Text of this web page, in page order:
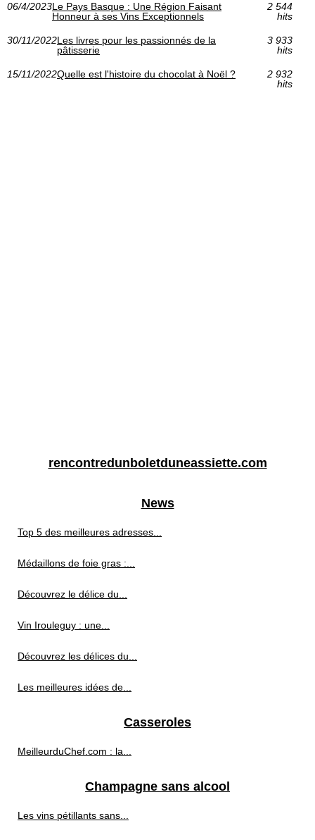
06/4/2023Le Pays Basque : Une Région Faisant
Honneur à ses Vins Exceptionnels
2 544
hits
30/11/2022Les livres pour les passionnés de la
pâtisserie
3 933
hits
15/11/2022Quelle est l'histoire du chocolat à Noël ?
2 932
hits
rencontredunboletduneassiette.com
News
Top 5 des meilleures adresses...
Médaillons de foie gras :...
Découvrez le délice du...
Vin Irouleguy : une...
Découvrez les délices du...
Les meilleures idées de...
Casseroles
MeilleurduChef.com : la...
Champagne sans alcool
Les vins pétillants sans...